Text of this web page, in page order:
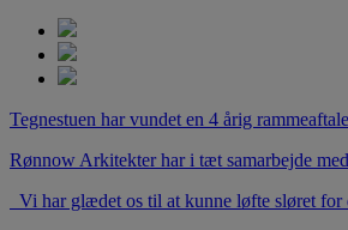
Tegnestuen har vundet en 4 årig
Rønnow Arkitekter har i tæt samarbejde
Vi har glædet os til at kunne løfte sløret for